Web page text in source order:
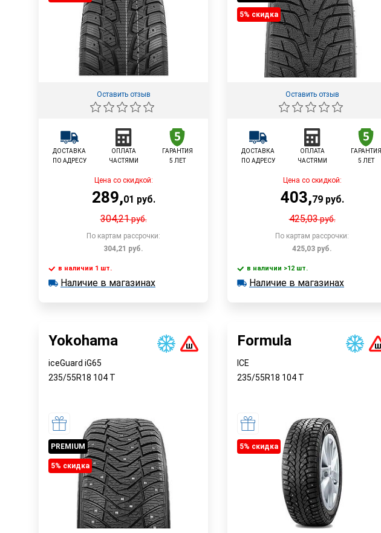
Оставить отзыв
ДОСТАВКА
ПО АДРЕСУ
ОПЛАТА
ЧАСТЯМИ
ГАРАНТИЯ
5 ЛЕТ
Цена со скидкой:
289,01 руб.
304,21руб.
По картам рассрочки:
304,21 руб.
В корзину
в наличии 1 шт.
в наличии 1 шт.
Наличие в магазинах
5% cкидка
Оставить отзыв
ДОСТАВКА
ПО АДРЕСУ
ОПЛАТА
ЧАСТЯМИ
ГАРАНТИЯ
5 ЛЕТ
Цена со скидкой:
403,79руб.
425,03руб.
По картам рассрочки:
425,03 руб.
В корзину
в наличии >12 шт.
в наличии >12 шт.
Наличие в магазинах
Yokohama
iceGuard iG65
235/55R18 104 T
PREMIUM
5% cкидка
Formula
ICE
235/55R18 104 T
5% cкидка